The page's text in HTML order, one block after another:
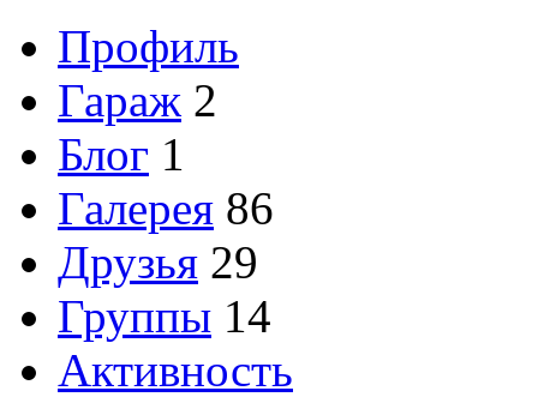
Профиль
Гараж 2
Блог 1
Галерея 86
Друзья 29
Группы 14
Активность